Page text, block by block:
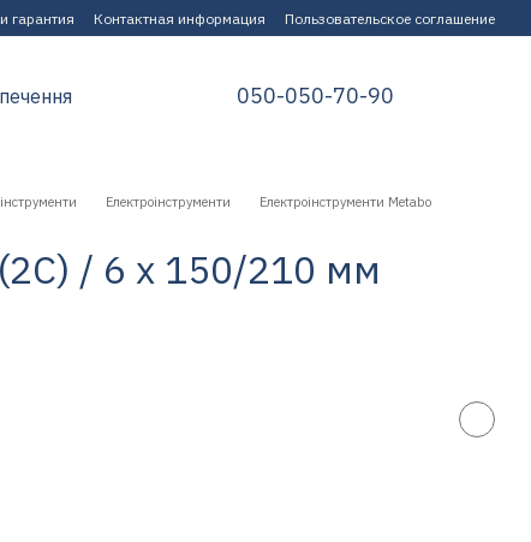
гарантия Контактная информация Пользовательское соглашение
050-050-70-90
Електроінструменти
Електроінструменти Metabo
/ 6 x 150/210 мм